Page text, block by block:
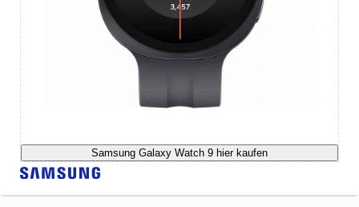
Samsung Galaxy Watch 9 hier kaufen